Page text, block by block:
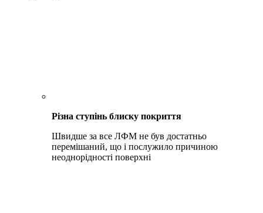
Різна ступінь блиску покриття
Швидше за все ЛФМ не був достатньо
перемішаний, що і послужило причиною
неоднорідності поверхні